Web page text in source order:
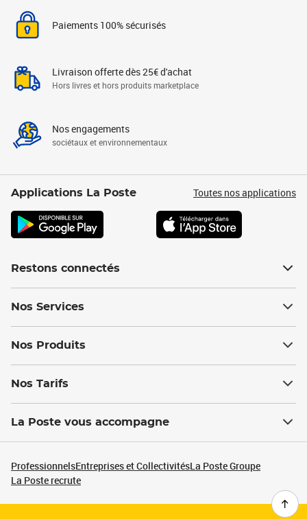
Paiements 100% sécurisés
Livraison offerte dès 25€ d'achat
Hors livres et hors produits marketplace
Nos engagements
sociétaux et environnementaux
Applications La Poste Toutes nos applications
Restons connectés
Nos Services
Nos Produits
Nos Tarifs
La Poste vous accompagne
ProfessionnelsEntreprises et CollectivitésLa Poste Groupe
La Poste recrute